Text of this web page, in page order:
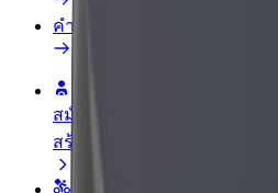
คำถามที่พบบ่อย
สมัครเป็นคนขับ
สร้างรายได้ในแบบของคุณ